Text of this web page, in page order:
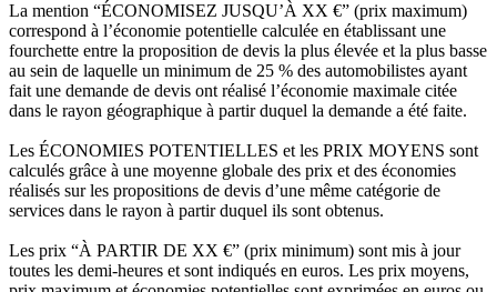
La mention “ÉCONOMISEZ JUSQU’À XX €” (prix maximum)
correspond à l’économie potentielle calculée en établissant une
fourchette entre la proposition de devis la plus élevée et la plus basse
au sein de laquelle un minimum de 25 % des automobilistes ayant
fait une demande de devis ont réalisé l’économie maximale citée
dans le rayon géographique à partir duquel la demande a été faite.
Les ÉCONOMIES POTENTIELLES et les PRIX MOYENS sont
calculés grâce à une moyenne globale des prix et des économies
réalisés sur les propositions de devis d’une même catégorie de
services dans le rayon à partir duquel ils sont obtenus.
Les prix “À PARTIR DE XX €” (prix minimum) sont mis à jour
toutes les demi-heures et sont indiqués en euros. Les prix moyens,